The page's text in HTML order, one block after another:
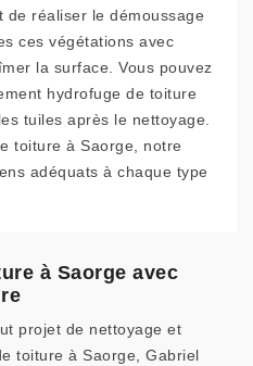
réaliser le démoussage
ces végétations avec
la surface. Vous pouvez
hydrofuge de toiture
tuiles après le nettoyage.
toiture à Saorge, notre
adéquats à chaque type
à Saorge avec
projet de nettoyage et
toiture à Saorge, Gabriel